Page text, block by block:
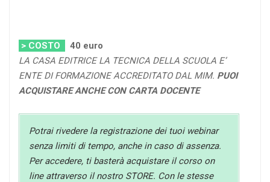
> COSTO 40 euro
LA CASA EDITRICE LA TECNICA DELLA SCUOLA E’
ENTE DI FORMAZIONE ACCREDITATO DAL MIM. PUOI
ACQUISTARE ANCHE CON CARTA DOCENTE
Potrai rivedere la registrazione dei tuoi webinar
senza limiti di tempo, anche in caso di assenza.
Per accedere, ti basterà acquistare il corso on
line attraverso il nostro STORE. Con le stesse